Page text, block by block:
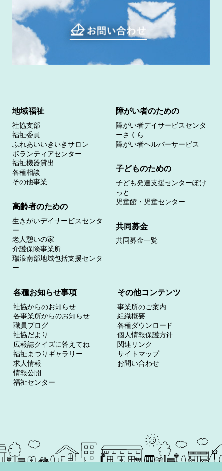
地域福祉
社協支部
福祉委員
ふれあいいきいきサロン
ボランティアセンター
福祉機器貸出
各種相談
その他事業
高齢者のための
生きがいデイサービスセンタ
ー
老人憩いの家
介護保険事業所
瑞浪南部地域包括支援センタ
ー
障がい者のための
障がい者デイサービスセンタ
ーさくら
障がい者ヘルパーサービス
子どものための
子ども発達支援センターぽけ
っと
児童館・児童センター
共同募金
共同募金一覧
各種お知らせ事項
社協からのお知らせ
各事業所からのお知らせ
職員ブログ
社協だより
広報誌クイズに答えてね
福祉まつりギャラリー
求人情報
情報公開
福祉センター
その他コンテンツ
事業所のご案内
組織概要
各種ダウンロード
個人情報保護方針
関連リンク
サイトマップ
お問い合わせ